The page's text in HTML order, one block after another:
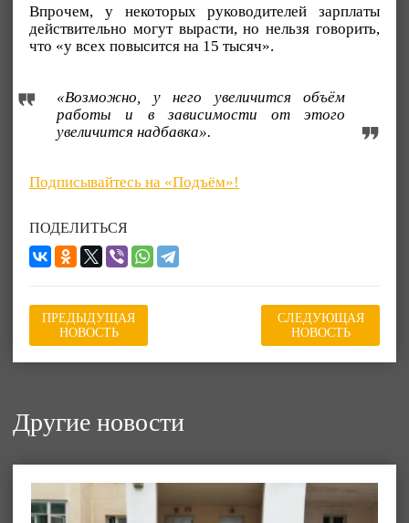
Впрочем, у некоторых руководителей зарплаты
действительно могут вырасти, но нельзя говорить,
что «у всех повысится на 15 тысяч».
«Возможно, у него увеличится объём
работы и в зависимости от этого
увеличится надбавка».
Подписывайтесь на «Подъём»!
ПОДЕЛИТЬСЯ
ПРЕДЫДУЩАЯ
НОВОСТЬ
СЛЕДУЮЩАЯ
НОВОСТЬ
Другие новости